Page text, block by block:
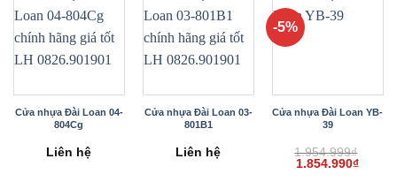
Cửa nhựa Đài Loan 04-
804Cg
Liên hệ
Cửa nhựa Đài Loan 03-
801B1
Liên hệ
-5%
Cửa nhựa Đài Loan YB-
39
1.954.999₫
Giá
1.854.990₫Giá